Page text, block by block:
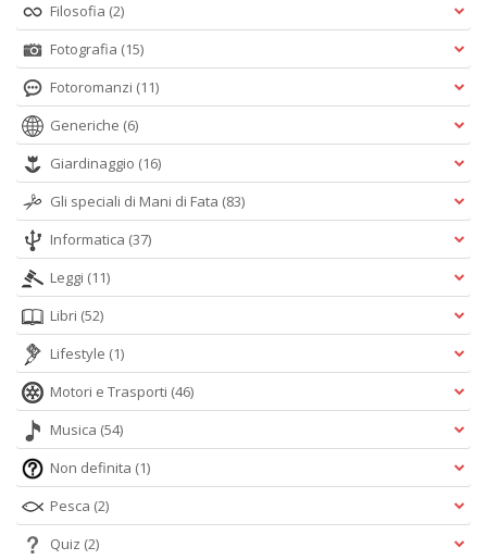
Filosofia (2)
Fotografia (15)
Fotoromanzi (11)
Generiche (6)
Giardinaggio (16)
Gli speciali di Mani di Fata (83)
Informatica (37)
Leggi (11)
Libri (52)
Lifestyle (1)
Motori e Trasporti (46)
Musica (54)
Non definita (1)
Pesca (2)
Quiz (2)